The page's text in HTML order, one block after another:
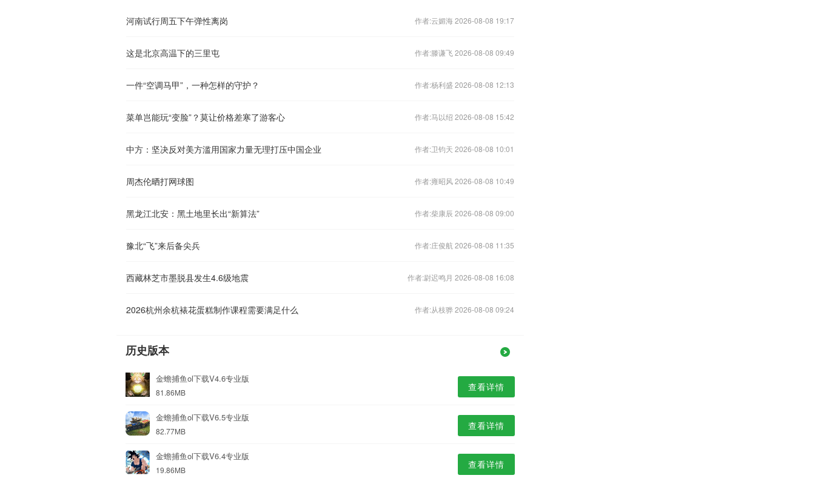
河南试行周五下午弹性离岗 作者:云媚海 2026-08-08 19:17
这是北京高温下的三里屯 作者:滕谦飞 2026-08-08 09:49
一件“空调马甲”，一种怎样的守护？ 作者:杨利盛 2026-08-08 12:13
菜单岂能玩“变脸”？莫让价格差寒了游客心 作者:马以绍 2026-08-08 15:42
中方：坚决反对美方滥用国家力量无理打压中国企业 作者:卫钧天 2026-08-08 10:01
周杰伦晒打网球图 作者:雍昭风 2026-08-08 10:49
黑龙江北安：黑土地里长出“新算法” 作者:柴康辰 2026-08-08 09:00
豫北“飞”来后备尖兵 作者:庄俊航 2026-08-08 11:35
西藏林芝市墨脱县发生4.6级地震 作者:尉迟鸣月 2026-08-08 16:08
2026杭州余杭裱花蛋糕制作课程需要满足什么 作者:从枝骅 2026-08-08 09:24
历史版本
金蟾捕鱼ol下载V4.6专业版
81.86MB 查看详情
金蟾捕鱼ol下载V6.5专业版
82.77MB 查看详情
金蟾捕鱼ol下载V6.4专业版
19.86MB 查看详情